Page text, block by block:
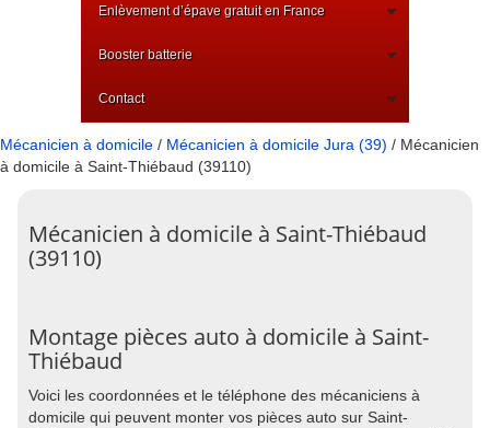
Enlèvement d’épave gratuit en France
Booster batterie
Contact
Mécanicien à domicile / Mécanicien à domicile Jura (39) / Mécanicien
à domicile à Saint-Thiébaud (39110)
Mécanicien à domicile à Saint-Thiébaud
(39110)
Montage pièces auto à domicile à Saint-
Thiébaud
Voici les coordonnées et le téléphone des mécaniciens à
domicile qui peuvent monter vos pièces auto sur Saint-